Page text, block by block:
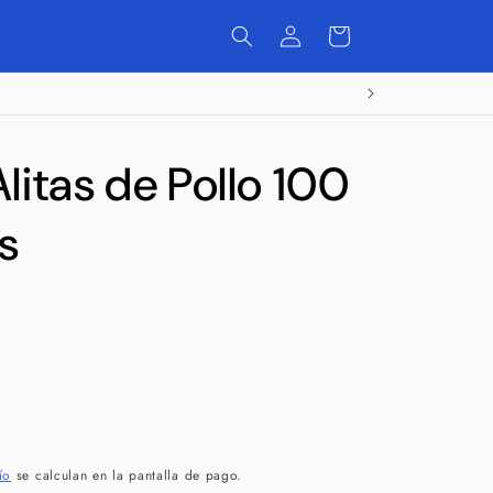
Iniciar
sesión
Carrito
de Pollo 100
se calculan en la pantalla de pago.